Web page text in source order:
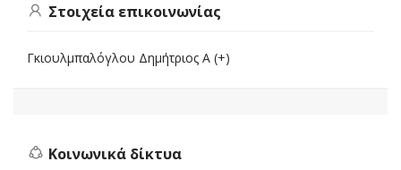
Στοιχεία επικοινωνίας
Γκιουλμπαλόγλου Δημήτριος Α (+)
Κοινωνικά δίκτυα